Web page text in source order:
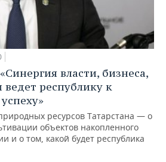
власти, бизнеса,
республику к
ресурсов Татарстана — о
объектов накопленного
и о том, какой будет республика